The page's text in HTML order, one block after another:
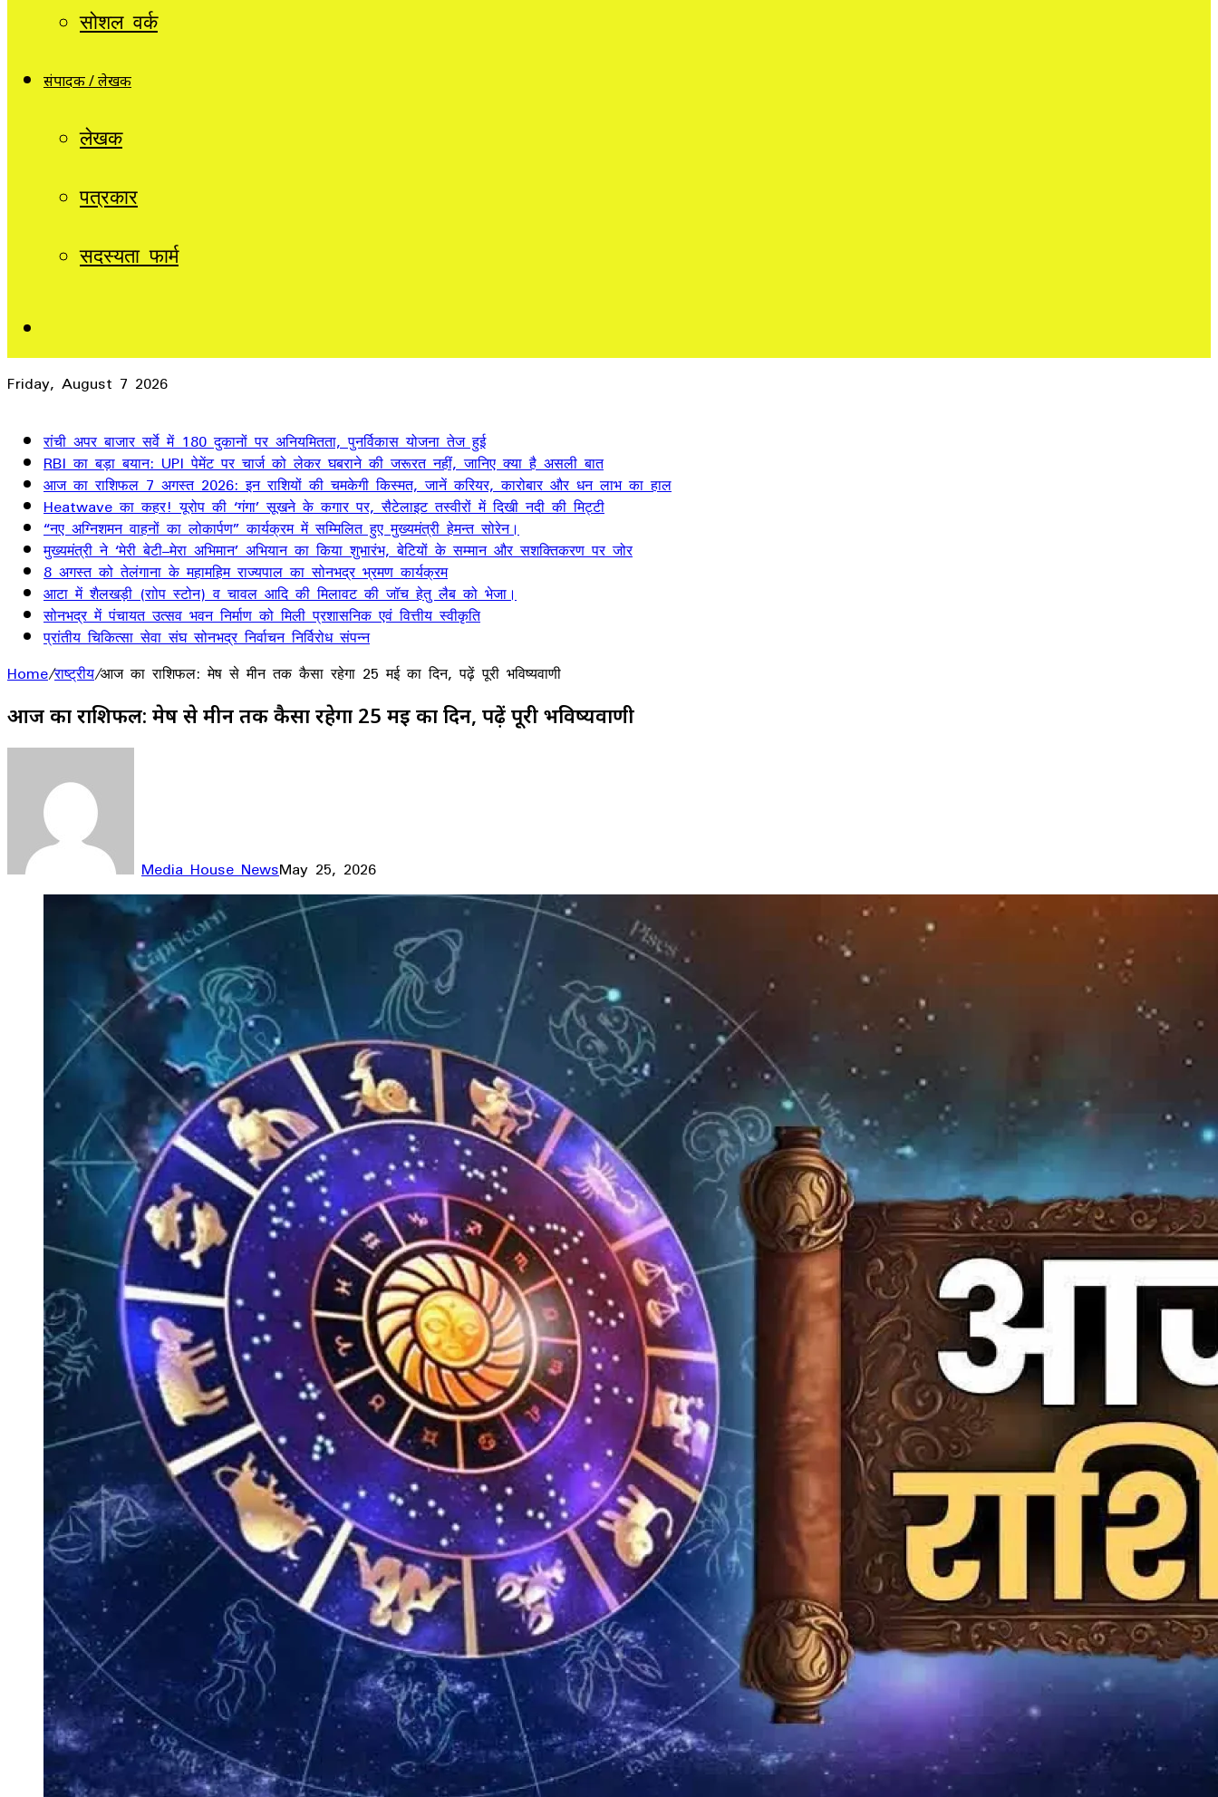
सोशल वर्क
संपादक / लेखक
लेखक
पत्रकार
सदस्यता फार्म
Friday, August 7 2026
रांची अपर बाजार सर्वे में 180 दुकानों पर अनियमितता, पुनर्विकास योजना तेज हुई
RBI का बड़ा बयान: UPI पेमेंट पर चार्ज को लेकर घबराने की जरूरत नहीं, जानिए क्या है असली बात
आज का राशिफल 7 अगस्त 2026: इन राशियों की चमकेगी किस्मत, जानें करियर, कारोबार और धन लाभ का हाल
Heatwave का कहर! यूरोप की ‘गंगा’ सूखने के कगार पर, सैटेलाइट तस्वीरों में दिखी नदी की मिट्टी
“नए अग्निशमन वाहनों का लोकार्पण” कार्यक्रम में सम्मिलित हुए मुख्यमंत्री हेमन्त सोरेन।
मुख्यमंत्री ने ‘मेरी बेटी–मेरा अभिमान’ अभियान का किया शुभारंभ, बेटियों के सम्मान और सशक्तिकरण पर जोर
8 अगस्त को तेलंगाना के महामहिम राज्यपाल का सोनभद्र भ्रमण कार्यक्रम
आटा में शैलखड़ी (राोप स्टोन) व चावल आदि की मिलावट की जॉच हेतु लैब को भेजा।
सोनभद्र में पंचायत उत्सव भवन निर्माण को मिली प्रशासनिक एवं वित्तीय स्वीकृति
प्रांतीय चिकित्सा सेवा संघ सोनभद्र निर्वाचन निर्विरोध संपन्न
Home/राष्ट्रीय/आज का राशिफल: मेष से मीन तक कैसा रहेगा 25 मई का दिन, पढ़ें पूरी भविष्यवाणी
आज का राशिफल: मेष से मीन तक कैसा रहेगा 25 मई का दिन, पढ़ें पूरी भविष्यवाणी
Media House NewsMay 25, 2026
Facebook
LinkedIn
WhatsApp
Telegram